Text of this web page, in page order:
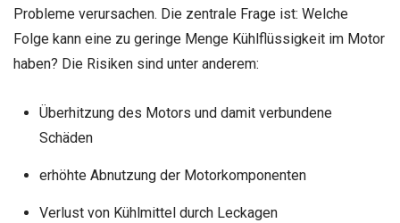
Probleme verursachen. Die zentrale Frage ist: Welche
Folge kann eine zu geringe Menge Kühlflüssigkeit im Motor
haben? Die Risiken sind unter anderem:
Überhitzung des Motors und damit verbundene
Schäden
erhöhte Abnutzung der Motorkomponenten
Verlust von Kühlmittel durch Leckagen